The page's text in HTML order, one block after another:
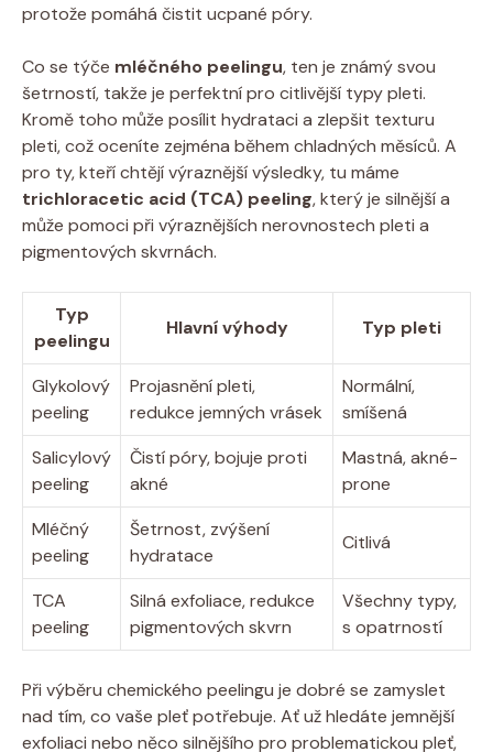
protože pomáhá čistit ucpané póry.
Co se týče mléčného peelingu, ten je známý svou
šetrností, takže je perfektní pro citlivější typy pleti.
Kromě toho může posílit hydrataci a zlepšit texturu
pleti, což oceníte zejména během chladných měsíců. A
pro ty, kteří chtějí výraznější výsledky, tu máme
trichloracetic acid (TCA) peeling, který je silnější a
může pomoci při výraznějších nerovnostech pleti a
pigmentových skvrnách.
Typ
peelingu
Hlavní výhody Typ pleti
Glykolový
peeling
Projasnění pleti,
redukce jemných vrásek
Normální,
smíšená
Salicylový
peeling
Čistí póry, bojuje proti
akné
Mastná, akné-
prone
Mléčný
peeling
Šetrnost, zvýšení
hydratace
Citlivá
TCA
peeling
Silná exfoliace, redukce
pigmentových skvrn
Všechny typy,
s opatrností
Při výběru chemického peelingu je dobré se zamyslet
nad tím, co vaše pleť potřebuje. Ať už hledáte jemnější
exfoliaci nebo něco silnějšího pro problematickou pleť,